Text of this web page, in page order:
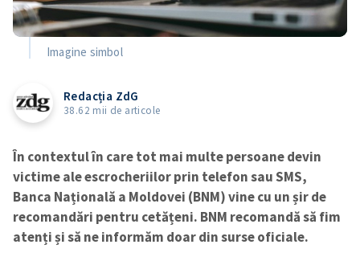
Imagine simbol
Redacția ZdG
38.62 mii de articole
În contextul în care tot mai multe persoane devin
victime ale escrocheriilor prin telefon sau SMS,
Banca Națională a Moldovei (BNM) vine cu un șir de
recomandări pentru cetățeni. BNM recomandă să fim
atenți și să ne informăm doar din surse oficiale.